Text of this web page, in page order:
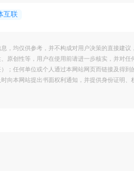
互联
，均仅供参考，并不构成对用户决策的直接建
原创性等，用户在使用前请进一步核实，并对
；任何单位或个人通过本网站网页而链接及得
向本网站提出书面权利通知，并提供身份证明